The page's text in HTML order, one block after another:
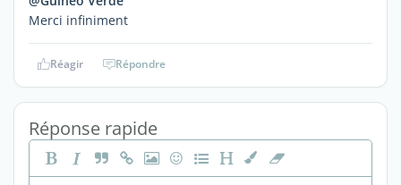
Merci infiniment
Réagir Répondre
Réponse rapide